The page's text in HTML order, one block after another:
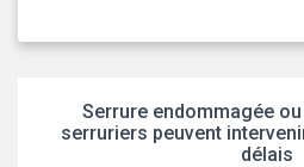
Serrure endommagée
serruriers peuvent
délais